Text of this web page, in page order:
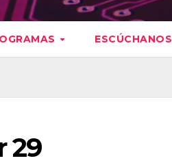
ESCÚCHANOS
29